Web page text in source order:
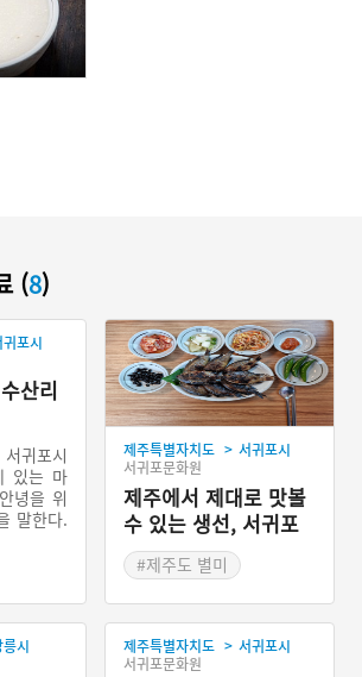
(8)
귀포시
산리
귀포시
있는 마
녕을 위
말한다.
트집으
에는 신
있다. 원
었는데,
것이다.
기
제주특별자치도 > 서귀포시
서귀포문화원
제주에서 제대로 맛볼
수 있는 생선, 서귀포
자리돔구이
#제주도 별미
#서귀포 향토음식
릉시
제주특별자치도 > 서귀포시
서귀포문화원